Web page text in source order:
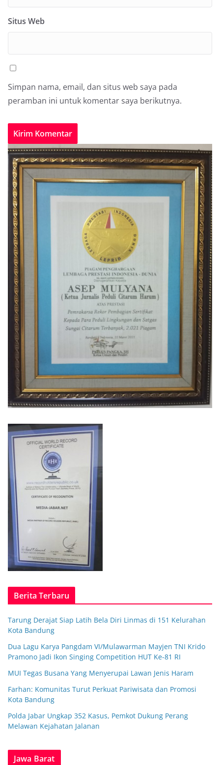
Situs Web
Simpan nama, email, dan situs web saya pada
peramban ini untuk komentar saya berikutnya.
Berita Terbaru
Tarung Derajat Siap Latih Bela Diri Linmas di 151 Kelurahan
Kota Bandung
Dua Lagu Karya Pangdam VI/Mulawarman Mayjen TNI Krido
Pramono Jadi Ikon Singing Competition HUT Ke-81 RI
MUI Tegas Busana Yang Menyerupai Lawan Jenis Haram
Farhan: Komunitas Turut Perkuat Pariwisata dan Promosi
Kota Bandung
Polda Jabar Ungkap 352 Kasus, Pemkot Dukung Perang
Melawan Kejahatan Jalanan
Jawa Barat